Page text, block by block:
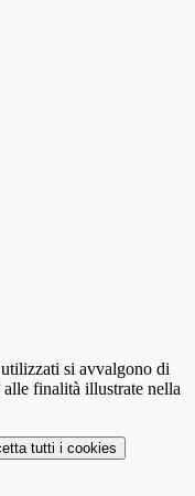
si avvalgono di
finalità illustrate nella
tutti i cookies